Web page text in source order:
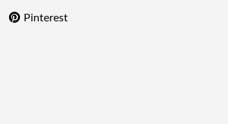
Pinterest